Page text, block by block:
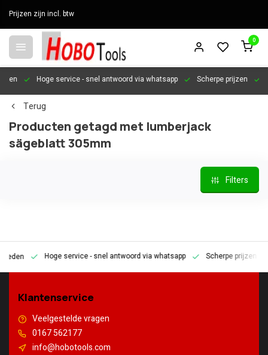
Prijzen zijn incl. btw
0
Hoge service- snel antwoord via whatsapp Scherpe prijzen
Terug
Producten getagd met lumberjack
sägeblatt 305mm
Filters
Hoge service- snel antwoord via whatsapp Scherpe prijzen
Klantenservice
Veelgestelde vragen
0167 562177
info@hobotools.com